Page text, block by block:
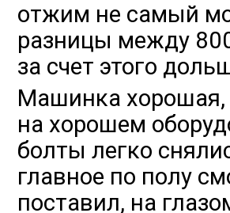
отжим не самый
разницы между
за счет этого
Машинка хорошая,
на хорошем
болты легко
главное по полу
поставил, на